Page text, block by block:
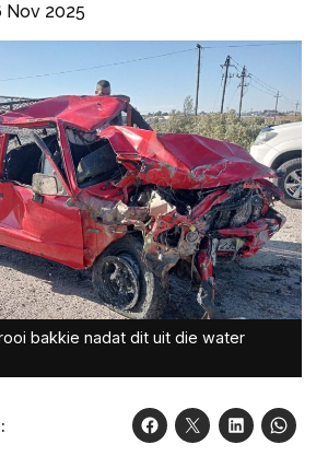
Nov 2025
bakkie nadat dit uit die water